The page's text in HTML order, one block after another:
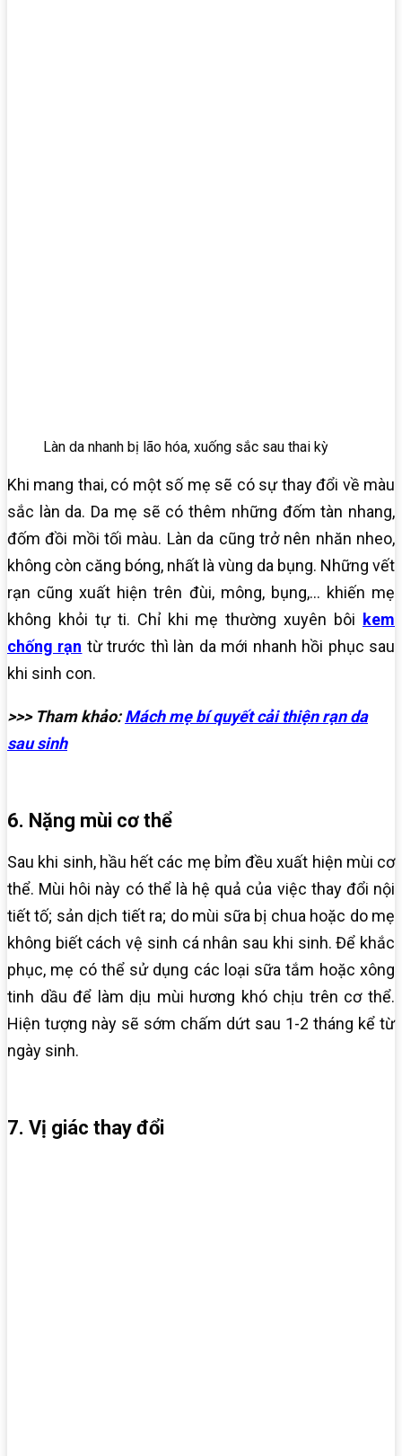
Làn da nhanh bị lão hóa, xuống sắc sau thai kỳ
Khi mang thai, có một số mẹ sẽ có sự thay đổi về màu
sắc làn da. Da mẹ sẽ có thêm những đốm tàn nhang,
đốm đồi mồi tối màu. Làn da cũng trở nên nhăn nheo,
không còn căng bóng, nhất là vùng da bụng. Những vết
rạn cũng xuất hiện trên đùi, mông, bụng,… khiến mẹ
không khỏi tự ti. Chỉ khi mẹ thường xuyên bôi kem
chống rạn từ trước thì làn da mới nhanh hồi phục sau
khi sinh con.
>>> Tham khảo: Mách mẹ bí quyết cải thiện rạn da
sau sinh
6. Nặng mùi cơ thể
Sau khi sinh, hầu hết các mẹ bỉm đều xuất hiện mùi cơ
thể. Mùi hôi này có thể là hệ quả của việc thay đổi nội
tiết tố; sản dịch tiết ra; do mùi sữa bị chua hoặc do mẹ
không biết cách vệ sinh cá nhân sau khi sinh. Để khắc
phục, mẹ có thể sử dụng các loại sữa tắm hoặc xông
tinh dầu để làm dịu mùi hương khó chịu trên cơ thể.
Hiện tượng này sẽ sớm chấm dứt sau 1-2 tháng kể từ
ngày sinh.
7. Vị giác thay đổi